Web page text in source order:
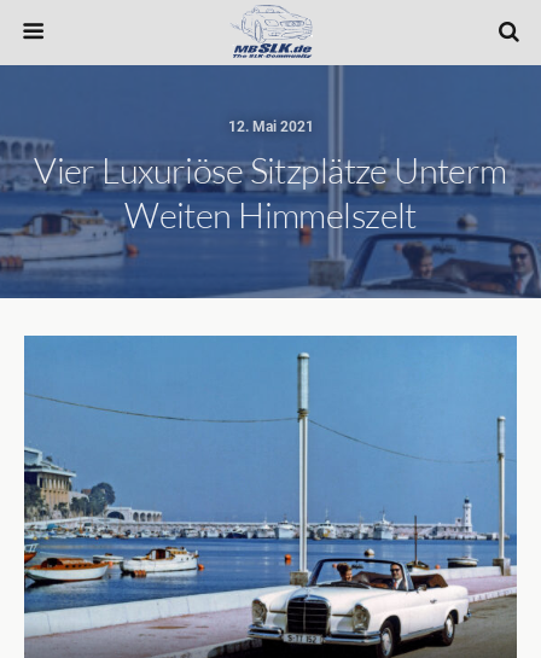
12. Mai 2021
Vier Luxuriöse Sitzplätze Unterm
Weiten Himmelszelt